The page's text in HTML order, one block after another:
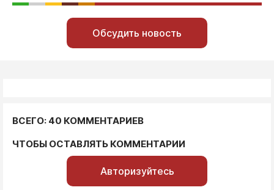
Обсудить новость
ВСЕГО: 40 КОММЕНТАРИЕВ
ЧТОБЫ ОСТАВЛЯТЬ КОММЕНТАРИИ
Авторизуйтесь